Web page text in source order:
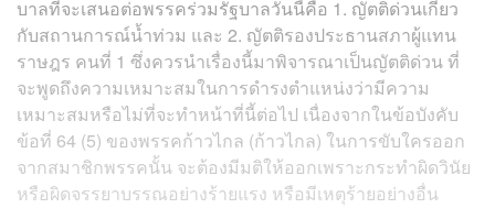
บาลที่จะเสนอต่อพรรคร่วมรัฐบาลวันนี้คือ 1. ญัตติด่วนเกี่ยว
กับสถานการณ์น้ำท่วม และ 2. ญัตติรองประธานสภาผู้แทน
ราษฎร คนที่ 1 ซึ่งควรนำเรื่องนี้มาพิจารณาเป็นญัตติด่วน ที่
จะพูดถึงความเหมาะสมในการดำรงตำแหน่งว่ามีความ
เหมาะสมหรือไม่ที่จะทำหน้าที่นี้ต่อไป เนื่องจากในข้อบังคับ
ข้อที่ 64 (5) ของพรรคก้าวไกล (ก้าวไกล) ในการขับใครออก
จากสมาชิกพรรคนั้น จะต้องมีมติให้ออกเพราะกระทำผิดวินัย
หรือผิดจรรยาบรรณอย่างร้ายแรง หรือมีเหตุร้ายอย่างอื่น